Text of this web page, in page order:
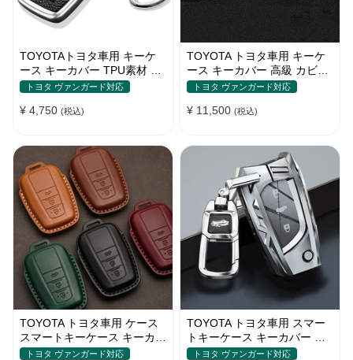
TOYOTAトヨタ車用 キーケ
ース キーカバー TPU素材 高
級感 鍵を保護 傷防止 軽量 手
トヨタ ヴァンガード対応
¥ 4,750 (税込)
TOYOTA トヨタ車用 キーケ
ース キーカバー 高級 カビ耐
性 防塵性 クロコダイルレザ
トヨタ ヴァンガード対応
¥ 11,500 (税込)
TOYOTA トヨタ車用 ケース
スマートキーケース キーカバ
ー 高級 本革 鍵を保護
トヨタ ヴァンガード対応
TOYOTA トヨタ車用 スマー
トキーケース キーカバー 質
が軽い 高級金属 メカ感 かっ
トヨタ ヴァンガード対応